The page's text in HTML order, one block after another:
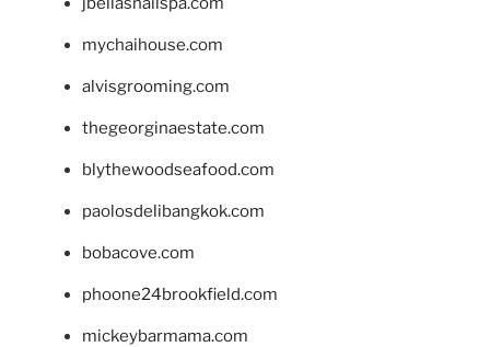
mychaihouse.com
alvisgrooming.com
thegeorginaestate.com
blythewoodseafood.com
paolosdelibangkok.com
bobacove.com
phoone24brookfield.com
mickeybarmama.com